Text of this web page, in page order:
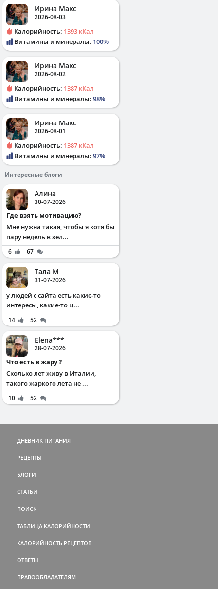
Ирина Макс
2026-08-03
Калорийность: 1393 кКал
Витамины и минералы: 100%
Ирина Макс
2026-08-02
Калорийность: 1387 кКал
Витамины и минералы: 98%
Ирина Макс
2026-08-01
Калорийность: 1387 кКал
Витамины и минералы: 97%
Интересные блоги
Алина
30-07-2026
Где взять мотивацию?
Мне нужна такая, чтобы я хотя бы
пару недель в зел...
6 67
Тала М
31-07-2026
у людей с сайта есть какие-то
интересы, какие-то ц...
14 52
Elena***
28-07-2026
Что есть в жару ?
Сколько лет живу в Италии,
такого жаркого лета не ...
10 52
ДНЕВНИК ПИТАНИЯ
РЕЦЕПТЫ
БЛОГИ
СТАТЬИ
ПОИСК
ТАБЛИЦА КАЛОРИЙНОСТИ
КАЛОРИЙНОСТЬ РЕЦЕПТОВ
ОТВЕТЫ
ПРАВООБЛАДАТЕЛЯМ